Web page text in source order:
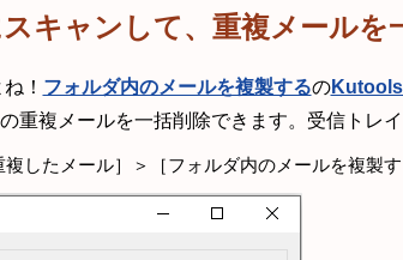
キャンして、重複メールを
！ フォルダ内のメールを複製するの
重複メールを一括削除できます。受信トレ
したメール］＞［フォルダ内のメールを複製